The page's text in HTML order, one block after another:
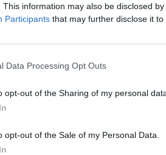
This information may also be disclosed
Participants that may further disclose it to
Data Processing Opt Outs
opt-out of the Sharing of my personal
opt-out of the Sale of my Personal Data.
προοπτική
κάποια στιγμή στην
Κάποιες φορές ίσως να
συνθήκες ζωής που
φιλοδοξίες.
ψυχολόγος Carl Rogers